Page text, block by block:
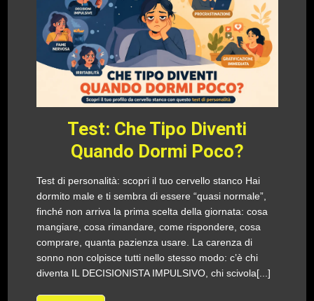
Test: Che Tipo Diventi
Quando Dormi Poco?
Test di personalità: scopri il tuo cervello stanco Hai
dormito male e ti sembra di essere “quasi normale”,
finché non arriva la prima scelta della giornata: cosa
mangiare, cosa rimandare, come rispondere, cosa
comprare, quanta pazienza usare. La carenza di
sonno non colpisce tutti nello stesso modo: c’è chi
diventa IL DECISIONISTA IMPULSIVO, chi scivola[...]